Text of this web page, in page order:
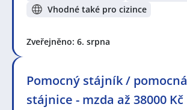
Vhodné také pro cizince
Zveřejněno: 6. srpna
Pomocný stájník / pomocná
stájnice - mzda až 38000 Kč